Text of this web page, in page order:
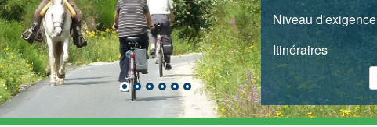
Niveau d'exigence
Itinéraires